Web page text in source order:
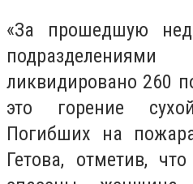
«За прошедшую
ликвидировано 260
это горение
Погибших на
Гетова, отметив,